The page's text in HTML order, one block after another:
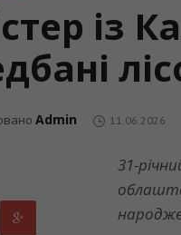
із
Admin 11.06.2026
31-